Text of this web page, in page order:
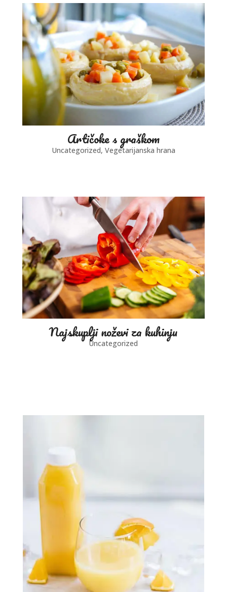
Artičoke s graškom
Uncategorized, Vegetarijanska hrana
Najskuplji noževi za kuhinju
Uncategorized